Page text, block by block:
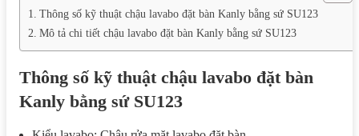
Thông số kỹ thuật chậu lavabo đặt bàn Kanly bằng sứ SU123
Mô tả chi tiết chậu lavabo đặt bàn Kanly bằng sứ SU123
Thông số kỹ thuật chậu lavabo đặt bàn
Kanly bằng sứ SU123